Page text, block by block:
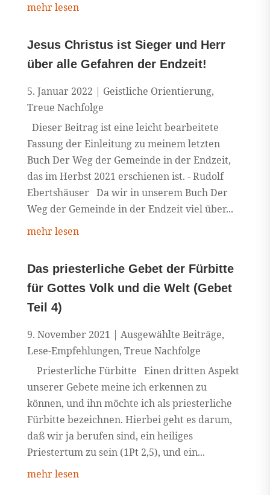
mehr lesen
Jesus Christus ist Sieger und Herr
über alle Gefahren der Endzeit!
5. Januar 2022 | Geistliche Orientierung,
Treue Nachfolge
Dieser Beitrag ist eine leicht bearbeitete
Fassung der Einleitung zu meinem letzten
Buch Der Weg der Gemeinde in der Endzeit,
das im Herbst 2021 erschienen ist. - Rudolf
Ebertshäuser Da wir in unserem Buch Der
Weg der Gemeinde in der Endzeit viel über...
mehr lesen
Das priesterliche Gebet der Fürbitte
für Gottes Volk und die Welt (Gebet
Teil 4)
9. November 2021 | Ausgewählte Beiträge,
Lese-Empfehlungen, Treue Nachfolge
Priesterliche Fürbitte Einen dritten Aspekt
unserer Gebete meine ich erkennen zu
können, und ihn möchte ich als priesterliche
Fürbitte bezeichnen. Hierbei geht es darum,
daß wir ja berufen sind, ein heiliges
Priestertum zu sein (1Pt 2,5), und ein...
mehr lesen